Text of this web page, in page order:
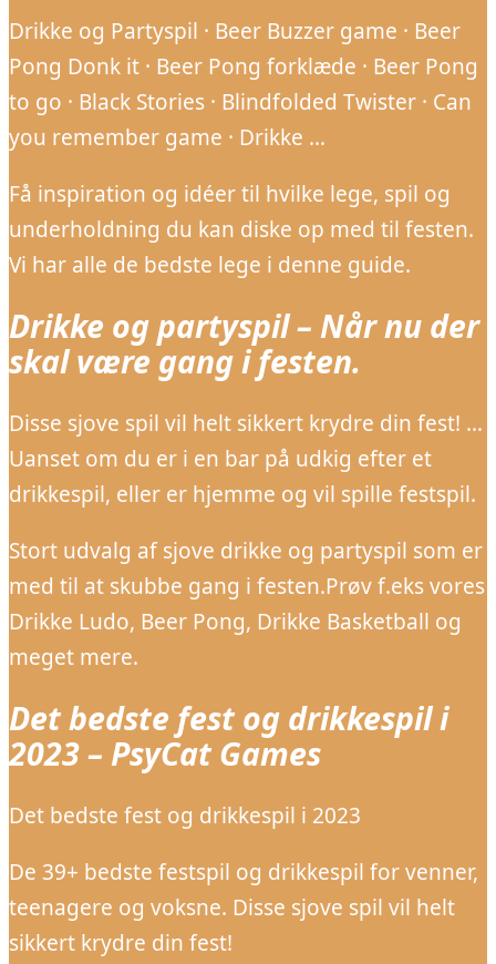
Drikke og Partyspil · Beer Buzzer game · Beer
Pong Donk it · Beer Pong forklæde · Beer Pong
to go · Black Stories · Blindfolded Twister · Can
you remember game · Drikke …
Få inspiration og idéer til hvilke lege, spil og
underholdning du kan diske op med til festen.
Vi har alle de bedste lege i denne guide.
Drikke og partyspil – Når nu der
skal være gang i festen.
Disse sjove spil vil helt sikkert krydre din fest! …
Uanset om du er i en bar på udkig efter et
drikkespil, eller er hjemme og vil spille festspil.
Stort udvalg af sjove drikke og partyspil som er
med til at skubbe gang i festen.Prøv f.eks vores
Drikke Ludo, Beer Pong, Drikke Basketball og
meget mere.
Det bedste fest og drikkespil i
2023 – PsyCat Games
Det bedste fest og drikkespil i 2023
De 39+ bedste festspil og drikkespil for venner,
teenagere og voksne. Disse sjove spil vil helt
sikkert krydre din fest!